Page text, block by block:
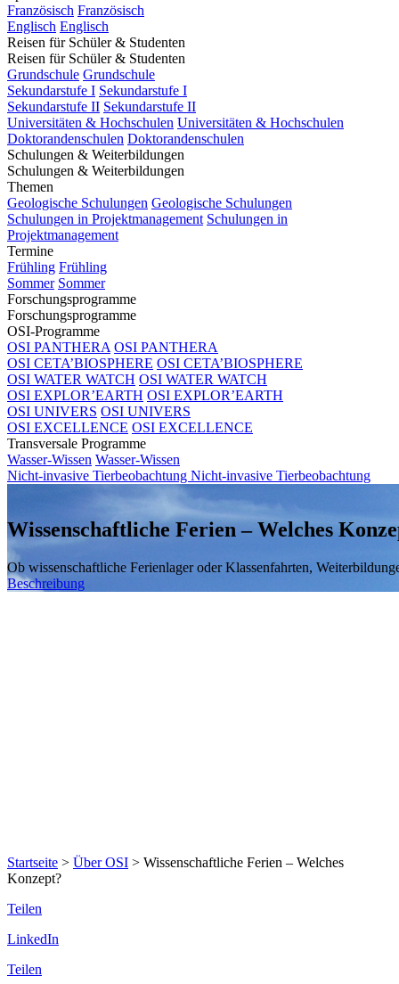
Französisch Französisch
Englisch Englisch
Reisen für Schüler & Studenten
Reisen für Schüler & Studenten
Grundschule Grundschule
Sekundarstufe I Sekundarstufe I
Sekundarstufe II Sekundarstufe II
Universitäten & Hochschulen Universitäten & Hochschulen
Doktorandenschulen Doktorandenschulen
Schulungen & Weiterbildungen
Schulungen & Weiterbildungen
Themen
Geologische Schulungen Geologische Schulungen
Schulungen in Projektmanagement Schulungen in
Projektmanagement
Termine
Frühling Frühling
Sommer Sommer
Forschungsprogramme
Forschungsprogramme
OSI-Programme
OSI PANTHERA OSI PANTHERA
OSI CETA’BIOSPHERE OSI CETA’BIOSPHERE
OSI WATER WATCH OSI WATER WATCH
OSI EXPLOR’EARTH OSI EXPLOR’EARTH
OSI UNIVERS OSI UNIVERS
OSI EXCELLENCE OSI EXCELLENCE
Transversale Programme
Wasser-Wissen Wasser-Wissen
Nicht-invasive Tierbeobachtung Nicht-invasive Tierbeobachtung
Wissenschaftliche Ferien – Welches
Ob wissenschaftliche Ferienlager oder Klassenfahrten,
Beschreibung
Startseite > Über OSI > Wissenschaftliche Ferien – Welches
Konzept?
Teilen
LinkedIn
Teilen